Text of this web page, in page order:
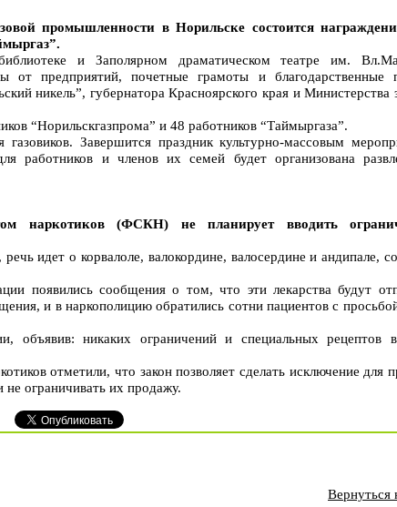
промышленности в Норильске состоится
и Заполярном драматическом театре им.
от предприятий, почетные грамоты и благодарственные
никель”, губернатора Красноярского края и Министерства
“Норильскгазпрома” и 48 работников “Таймыргаза”.
Завершится праздник культурно-массовым
работников и членов их семей будет организована
наркотиков (ФСКН) не планирует вводить
идет о корвалоле, валокордине, валосердине и андипале,
появились сообщения о том, что эти лекарства будут
и в наркополицию обратились сотни пациентов с
объявив: никаких ограничений и специальных рецептов
отметили, что закон позволяет сделать исключение для
ограничивать их продажу.
Вернуться